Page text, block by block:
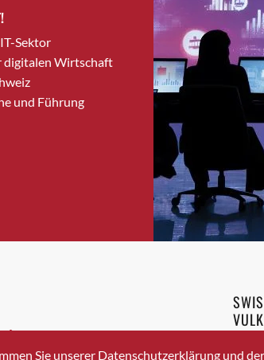
Brugg AG
Brütten
Bubendorf
Buchs (SG)
Bäretswil
Bülach
Cazis
Cham
Davos Platz
Davos Platz
Sektor
digitalen Wirtschaft
und Führung
+41 43 336 40 20
Sie unserer Datenschutzerklärung und